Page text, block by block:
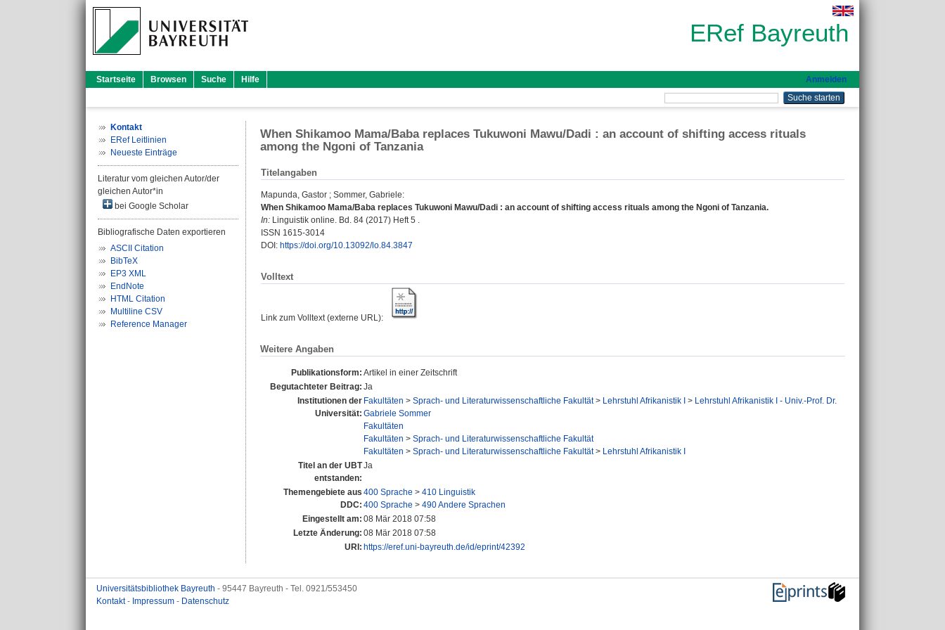
ERef Bayreuth
Startseite Browsen Suche Hilfe Anmelden
Kontakt
ERef Leitlinien
Neueste Einträge
Literatur vom gleichen Autor/der
gleichen Autor*in
bei Google Scholar
Bibliografische Daten exportieren
ASCII Citation
BibTeX
EP3 XML
EndNote
HTML Citation
Multiline CSV
Reference Manager
When Shikamoo Mama/Baba replaces Tukuwoni Mawu/Dadi : an account of shifting access rituals
among the Ngoni of Tanzania
Titelangaben
Mapunda, Gastor ; Sommer, Gabriele:
When Shikamoo Mama/Baba replaces Tukuwoni Mawu/Dadi : an account of shifting access rituals among the Ngoni of Tanzania.
In: Linguistik online. Bd. 84 (2017) Heft 5 .
ISSN 1615-3014
DOI: https://doi.org/10.13092/lo.84.3847
Volltext
Link zum Volltext (externe URL):
Weitere Angaben
Publikationsform: Artikel in einer Zeitschrift
Begutachteter Beitrag: Ja
Institutionen der
Universität:
Fakultäten > Sprach- und Literaturwissenschaftliche Fakultät> Lehrstuhl Afrikanistik I > Lehrstuhl Afrikanistik I - Univ.-Prof. Dr.
Gabriele Sommer
Fakultäten
Fakultäten > Sprach- und Literaturwissenschaftliche Fakultät
Fakultäten > Sprach- und Literaturwissenschaftliche Fakultät> Lehrstuhl Afrikanistik I
Titel an der UBT
entstanden:
Ja
Themengebiete aus
DDC:
400 Sprache > 410 Linguistik
400 Sprache > 490 Andere Sprachen
Eingestellt am: 08 Mär 2018 07:58
Letzte Änderung: 08 Mär 2018 07:58
URI: https://eref.uni-bayreuth.de/id/eprint/42392
Universitätsbibliothek Bayreuth - 95447 Bayreuth - Tel. 0921/553450
Kontakt- Impressum - Datenschutz